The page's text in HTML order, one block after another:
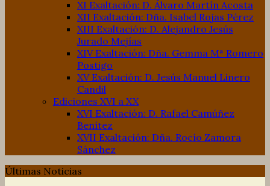
XI Exaltación: D. Álvaro Martín Acosta
XII Exaltación: Dña. Isabel Rojas Pérez
XIII Exaltación: D. Alejandro Jesús
Jurado Mejías
XIV Exaltación: Dña. Gemma Mª Romero
Postigo
XV Exaltación: D. Jesús Manuel Linero
Candil
Ediciones XVI a XX
XVI Exaltación: D. Rafael Camúñez
Benítez
XVII Exaltación: Dña. Rocío Zamora
Sánchez
Últimas Noticias